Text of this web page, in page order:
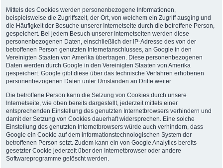
Mittels des Cookies werden personenbezogene Informationen,
beispielsweise die Zugriffszeit, der Ort, von welchem ein Zugriff ausging und
die Häufigkeit der Besuche unserer Internetseite durch die betroffene Person,
gespeichert. Bei jedem Besuch unserer Internetseiten werden diese
personenbezogenen Daten, einschließlich der IP-Adresse des von der
betroffenen Person genutzten Internetanschlusses, an Google in den
Vereinigten Staaten von Amerika übertragen. Diese personenbezogenen
Daten werden durch Google in den Vereinigten Staaten von Amerika
gespeichert. Google gibt diese über das technische Verfahren erhobenen
personenbezogenen Daten unter Umständen an Dritte weiter.
Die betroffene Person kann die Setzung von Cookies durch unsere
Internetseite, wie oben bereits dargestellt, jederzeit mittels einer
entsprechenden Einstellung des genutzten Internetbrowsers verhindern und
damit der Setzung von Cookies dauerhaft widersprechen. Eine solche
Einstellung des genutzten Internetbrowsers würde auch verhindern, dass
Google ein Cookie auf dem informationstechnologischen System der
betroffenen Person setzt. Zudem kann ein von Google Analytics bereits
gesetzter Cookie jederzeit über den Internetbrowser oder andere
Softwareprogramme gelöscht werden.